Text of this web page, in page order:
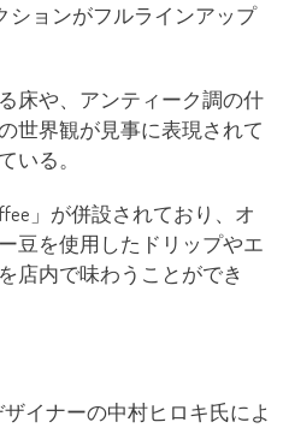
ションがフルラインアップ
床や、アンティーク調の什
世界観が見事に表現されて
いる。
」が併設されており、オ
豆を使用したドリップやエ
店内で味わうことができ
ザイナーの中村ヒロキ氏によ